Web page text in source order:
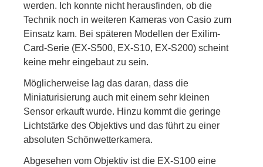
werden. Ich konnte nicht herausfinden, ob die
Technik noch in weiteren Kameras von Casio zum
Einsatz kam. Bei späteren Modellen der Exilim-
Card-Serie (EX-S500, EX-S10, EX-S200) scheint
keine mehr eingebaut zu sein.
Möglicherweise lag das daran, dass die
Miniaturisierung auch mit einem sehr kleinen
Sensor erkauft wurde. Hinzu kommt die geringe
Lichtstärke des Objektivs und das führt zu einer
absoluten Schönwetterkamera.
Abgesehen vom Objektiv ist die EX-S100 eine